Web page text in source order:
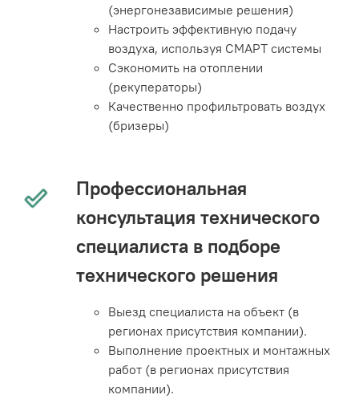
(энергонезависимые решения)
Настроить эффективную подачу
воздуха, используя СМАРТ системы
Сэкономить на отоплении
(рекуператоры)
Качественно профильтровать воздух
(бризеры)
Профессиональная
консультация технического
специалиста в подборе
технического решения
Выезд специалиста на объект (в
регионах присутствия компании).
Выполнение проектных и монтажных
работ (в регионах присутствия
компании).